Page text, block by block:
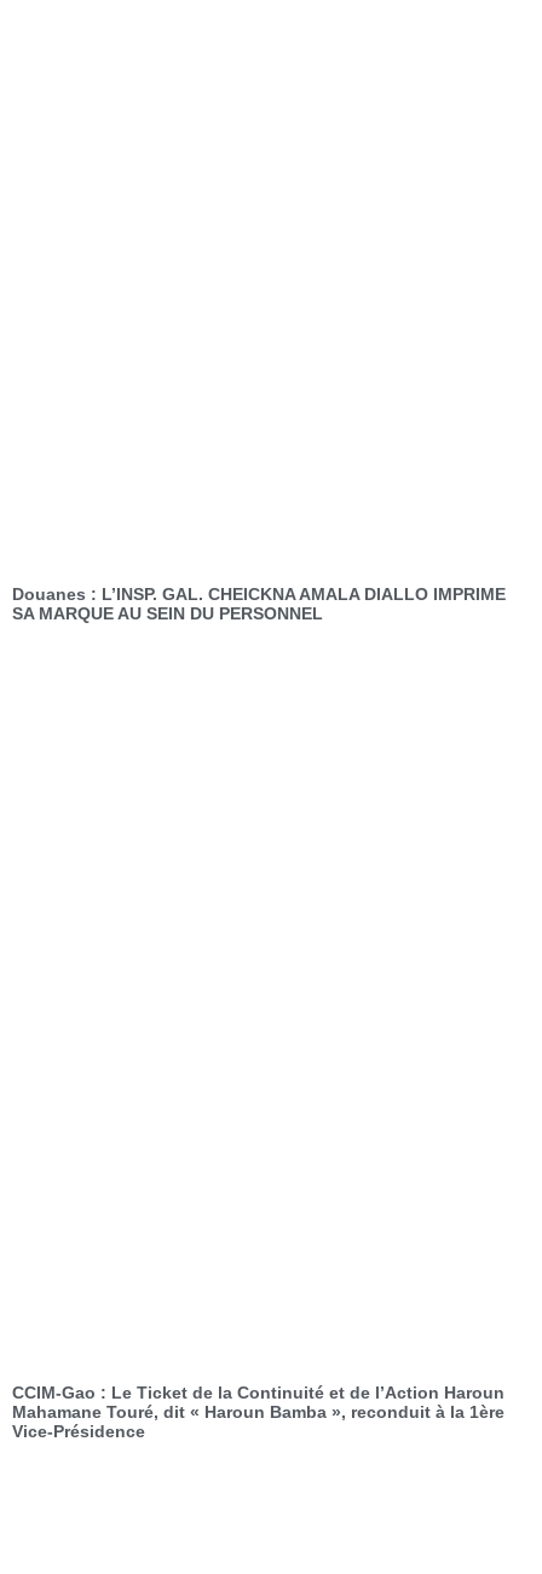
Douanes : L’INSP. GAL. CHEICKNA AMALA DIALLO IMPRIME
SA MARQUE AU SEIN DU PERSONNEL
CCIM-Gao : Le Ticket de la Continuité et de l’Action Haroun
Mahamane Touré, dit « Haroun Bamba », reconduit à la 1ère
Vice-Présidence